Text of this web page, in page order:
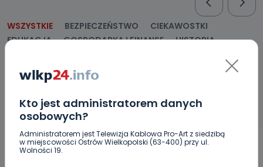
Kto jest administratorem danych
osobowych?
Administratorem jest Telewizja Kablowa Pro-Art z siedzibą
w miejscowości Ostrów Wielkopolski (63-400) przy ul.
Wolności 19.
WSZYSTKIE BEZPIECZEŃSTWO
CIEKAWOSTKI
EDUKACJA
GOSPODARKA I FINANSE
HISTORIA
SYGNALE
OPINIE
SAMORZĄD
ŚRODOWISKO
WASZE INFO
WYWIADY
ZDROWIE